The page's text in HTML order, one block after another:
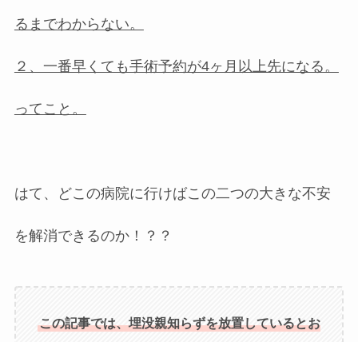
るまでわからない。
２、一番早くても手術予約が4ヶ月以上先になる。
ってこと。
はて、どこの病院に行けばこの二つの大きな不安
を解消できるのか！？？
この記事では、埋没親知らずを放置しているとお